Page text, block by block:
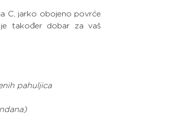
C, jarko obojeno povrće
također dobar za vaš
pahuljica